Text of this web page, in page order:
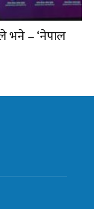
भने – ‘नेपाल